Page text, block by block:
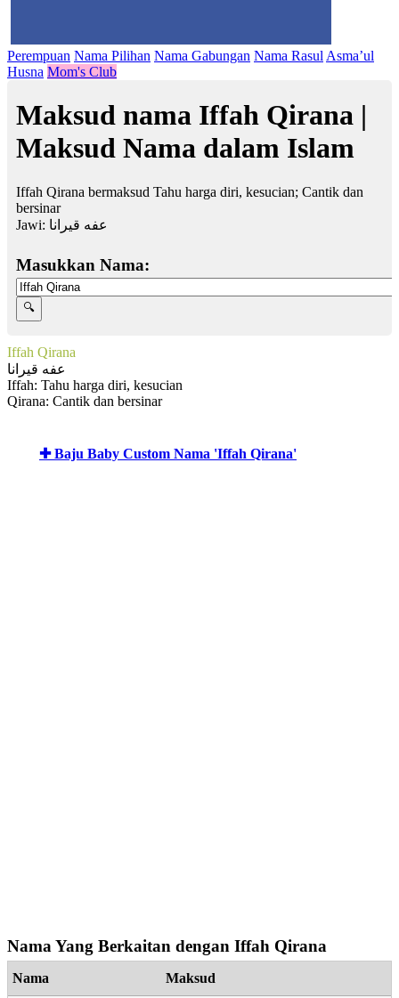
Perempuan Nama Pilihan Nama Gabungan Nama Rasul Asma’ul
Husna Mom's Club
Maksud nama Iffah Qirana |
Maksud Nama dalam Islam
Iffah Qirana bermaksud Tahu harga diri, kesucian; Cantik dan
bersinar
Jawi: عفه قيرانا
Masukkan Nama:
Iffah Qirana
عفه قيرانا
Iffah: Tahu harga diri, kesucian
Qirana: Cantik dan bersinar
✚ Baju Baby Custom Nama 'Iffah Qirana'
Nama Yang Berkaitan dengan Iffah Qirana
Nama Maksud